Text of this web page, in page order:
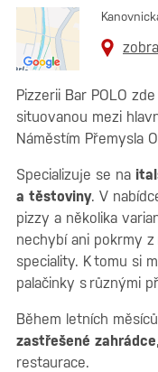
Pizzerii Bar POLO
situovanou mezi
Náměstím Přemysla
Specializuje se na
a těstoviny. V
pizzy a několika
nechybí ani pokrmy z
speciality. K tomu si
palačinky s různými
Během letních
zastřešené zahrádce
restaurace.